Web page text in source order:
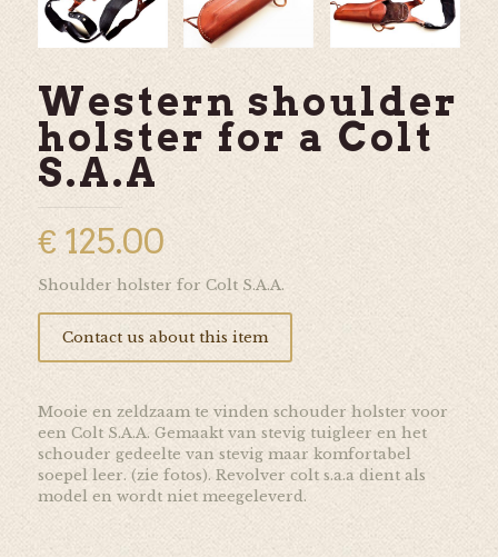
Western shoulder
holster for a Colt
S.A.A
€ 125.00
Shoulder holster for Colt S.A.A.
Contact us about this item
Mooie en zeldzaam te vinden schouder holster voor
een Colt S.A.A. Gemaakt van stevig tuigleer en het
schouder gedeelte van stevig maar komfortabel
soepel leer. (zie fotos). Revolver colt s.a.a dient als
model en wordt niet meegeleverd.